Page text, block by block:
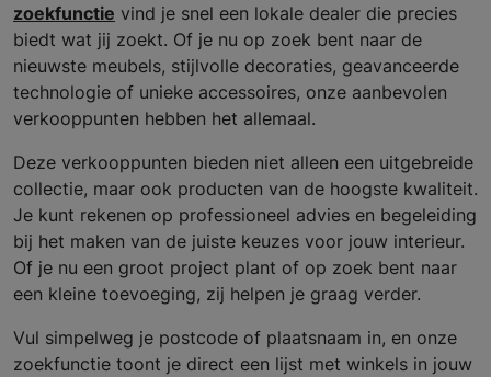
zoekfunctie vind je snel een lokale dealer die precies
biedt wat jij zoekt. Of je nu op zoek bent naar de
nieuwste meubels, stijlvolle decoraties, geavanceerde
technologie of unieke accessoires, onze aanbevolen
verkooppunten hebben het allemaal.
Deze verkooppunten bieden niet alleen een uitgebreide
collectie, maar ook producten van de hoogste kwaliteit.
Je kunt rekenen op professioneel advies en begeleiding
bij het maken van de juiste keuzes voor jouw interieur.
Of je nu een groot project plant of op zoek bent naar
een kleine toevoeging, zij helpen je graag verder.
Vul simpelweg je postcode of plaatsnaam in, en onze
zoekfunctie toont je direct een lijst met winkels in jouw